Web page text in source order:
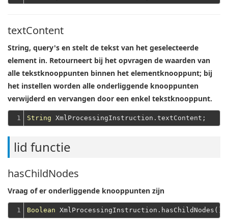
textContent
String, query's en stelt de tekst van het geselecteerde
element in. Retourneert bij het opvragen de waarden van
alle tekstknooppunten binnen het elementknooppunt; bij
het instellen worden alle onderliggende knooppunten
verwijderd en vervangen door een enkel tekstknooppunt.
1 String
lid functie
hasChildNodes
Vraag of er onderliggende knooppunten zijn
1 Boolean